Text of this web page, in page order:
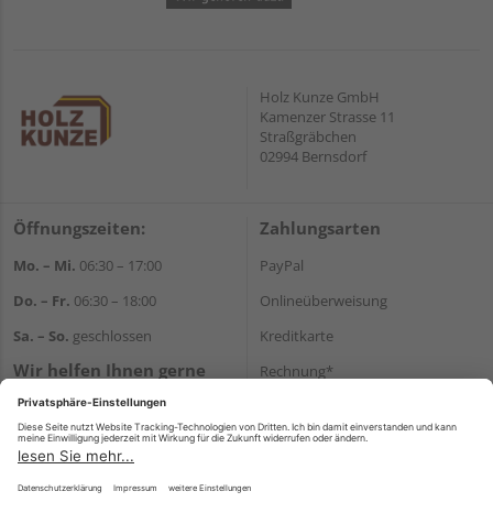
Holz Kunze GmbH
Kamenzer Strasse 11
Straßgräbchen
02994 Bernsdorf
Öffnungszeiten:
Mo. – Mi. 06:30 – 17:00
Do. – Fr. 06:30 – 18:00
Sa. – So. geschlossen
Wir helfen Ihnen gerne
weiter
+49 35723 23123
E-Mail:info@holz-kunze.de
Zahlungsarten
PayPal
Onlineüberweisung
Kreditkarte
Rechnung*
Versand